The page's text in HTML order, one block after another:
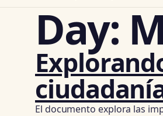
Day:
El documento explora las